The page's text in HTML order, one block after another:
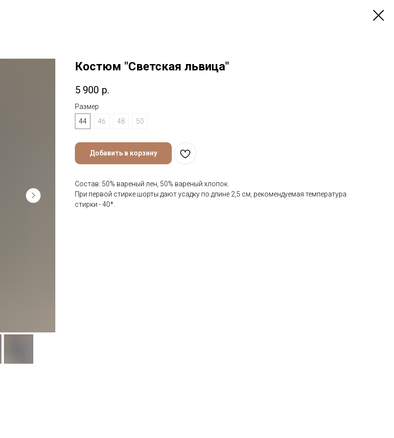
Костюм "Светская львица"
5 900 р.
Размер
44
46 48 50
Добавить в корзину
Состав: 50% вареный лен, 50% вареный хлопок.
При первой стирке шорты дают усадку по длине 2,5 см, рекомендуемая температура
стирки - 40*.